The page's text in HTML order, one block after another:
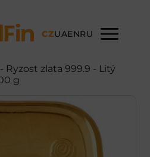
CZUAENRU
- Ryzost zlata 999.9 - Litý
g